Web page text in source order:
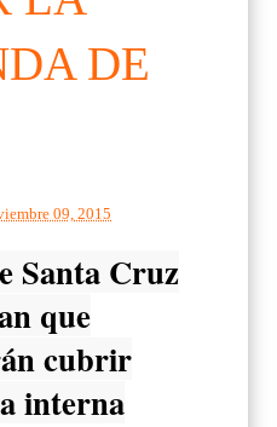
DE
09, 2015
Santa Cruz
que
cubrir
interna